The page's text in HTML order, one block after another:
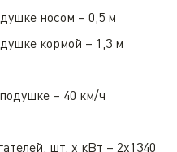
носом – 0,5 м
кормой – 1,3 м
– 40 км/ч
шт. х кВт – 2х1340